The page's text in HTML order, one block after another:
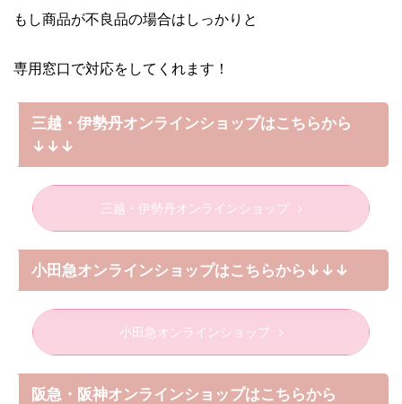
もし商品が不良品の場合はしっかりと
専用窓口で対応をしてくれます！
三越・伊勢丹オンラインショップはこちらから
↓↓↓
三越・伊勢丹オンラインショップ
小田急オンラインショップはこちらから↓↓↓
小田急オンラインショップ
阪急・阪神オンラインショップはこちらから